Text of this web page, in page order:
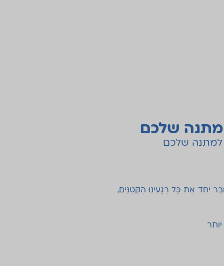
שלכם
למתנה שלכם
יַחַד אֶת כָּל רְגָעֵינוּ הַקְּטַנִּים,